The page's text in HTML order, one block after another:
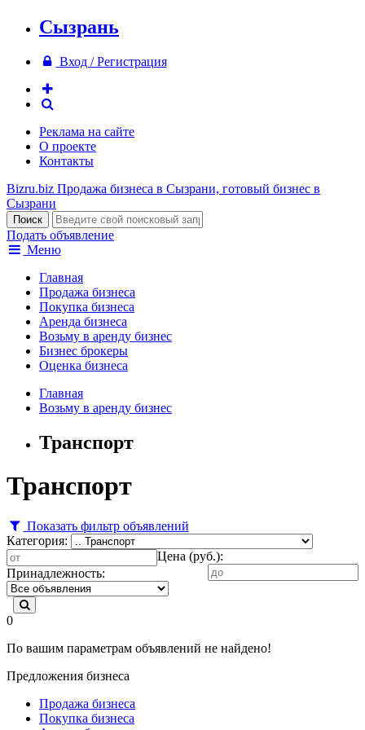
Сызрань
Вход / Регистрация
Реклама на сайте
О проекте
Контакты
Bizru.biz Продажа бизнеса в Сызрани, готовый бизнес в
Сызрани
Подать объявление
Меню
Главная
Продажа бизнеса
Покупка бизнеса
Аренда бизнеса
Возьму в аренду бизнес
Бизнес брокеры
Оценка бизнеса
Главная
Возьму в аренду бизнес
Транспорт
Транспорт
Показать фильтр объявлений
Категория:
Цена (руб.):
Принадлежность:
0
По вашим параметрам объявлений не найдено!
Предложения бизнеса
Продажа бизнеса
Покупка бизнеса